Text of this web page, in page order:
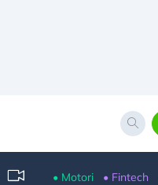
• Motori • Fintech